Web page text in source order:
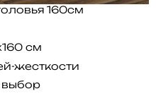
160см
см
жесткости